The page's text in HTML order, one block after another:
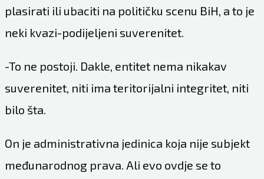
plasirati ili ubaciti na političku scenu BiH, a to je
neki kvazi-podijeljeni suverenitet.
-To ne postoji. Dakle, entitet nema nikakav
suverenitet, niti ima teritorijalni integritet, niti
bilo šta.
On je administrativna jedinica koja nije subjekt
međunarodnog prava. Ali evo ovdje se to